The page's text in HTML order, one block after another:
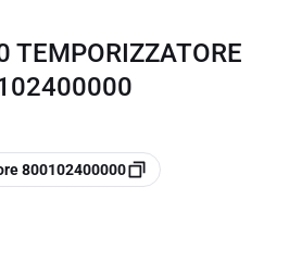
800102400000